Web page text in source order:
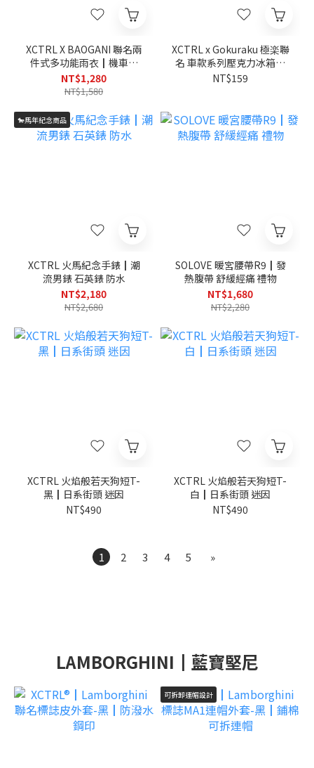
XCTRL X BAOGANI 聯名兩
件式多功能雨衣┃機車族
防風防水 潮流
NT$1,280
NT$1,580
XCTRL x Gokuraku 極楽聯
名 車款系列壓克力冰箱貼
(7款)┃JDM經典車 居家 磁
NT$159
🐎馬年紀念商品
XCTRL 火馬紀念手錶┃潮
流男錶 石英錶 防水
NT$2,180
NT$2,680
SOLOVE 暖宮腰帶R9┃發
熱腹帶 舒緩經痛 禮物
NT$1,680
NT$2,280
XCTRL 火焰般若天狗短T-
黑┃日系街頭 迷因
NT$490
XCTRL 火焰般若天狗短T-
白┃日系街頭 迷因
NT$490
1 2 3 4 5 »
LAMBORGHINI┃藍寶堅尼
可拆卸連帽設計